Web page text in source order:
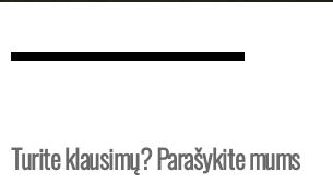
Turite klausimų? Parašykite mums